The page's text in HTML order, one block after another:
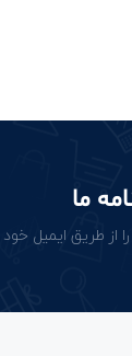
ما
از طریق ایمیل خود